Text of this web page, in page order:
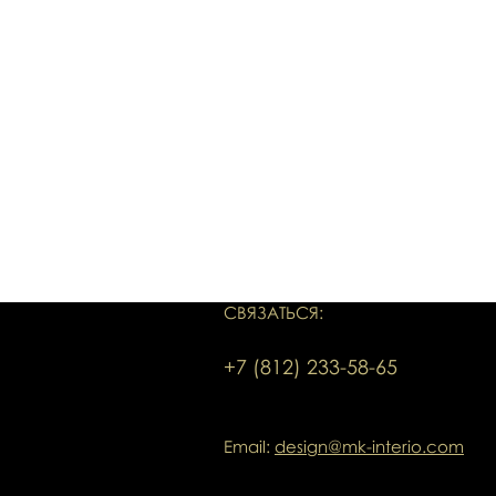
СВЯЗАТЬСЯ:
+7 (812) 233-58-65
Email: design@mk-interio.com